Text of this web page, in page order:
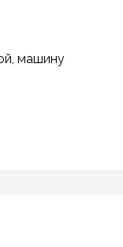
машину